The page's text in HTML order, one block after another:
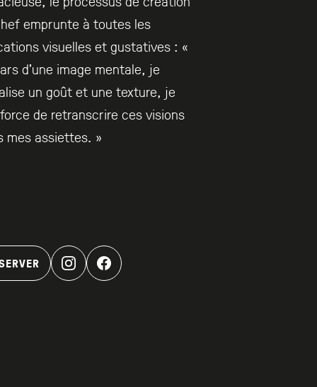
emprunte à toutes les
visuelles et gustatives : «
d’une image mentale, je
un goût et une texture, je
de retranscrire ces visions
mes assiettes. »